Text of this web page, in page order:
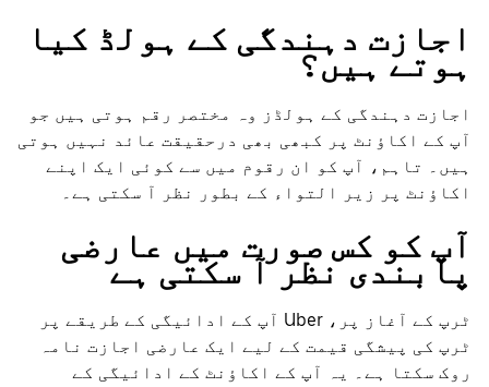
اجازت دہندگی کے ہولڈ کیا
ہوتے ہیں؟
اجازت دہندگی کے ہولڈز وہ مختصر رقم ہوتی ہیں جو
آپ کے اکاؤنٹ پر کبھی بھی درحقیقت عائد نہیں ہوتی
ہیں۔ تاہم، آپ کو ان رقوم میں سے کوئی ایک اپنے
اکاؤنٹ پر زیر التواء کے بطور نظر آ سکتی ہے۔
آپ کو کس صورت میں عارضی
پابندی نظر آ سکتی ہے
ٹرپ کے آغاز پر، Uber آپ کے ادائیگی کے طریقے پر
ٹرپ کی پیشگی قیمت کے لیے ایک عارضی اجازت نامہ
روک سکتا ہے۔ یہ آپ کے اکاؤنٹ کے ادائیگی کے